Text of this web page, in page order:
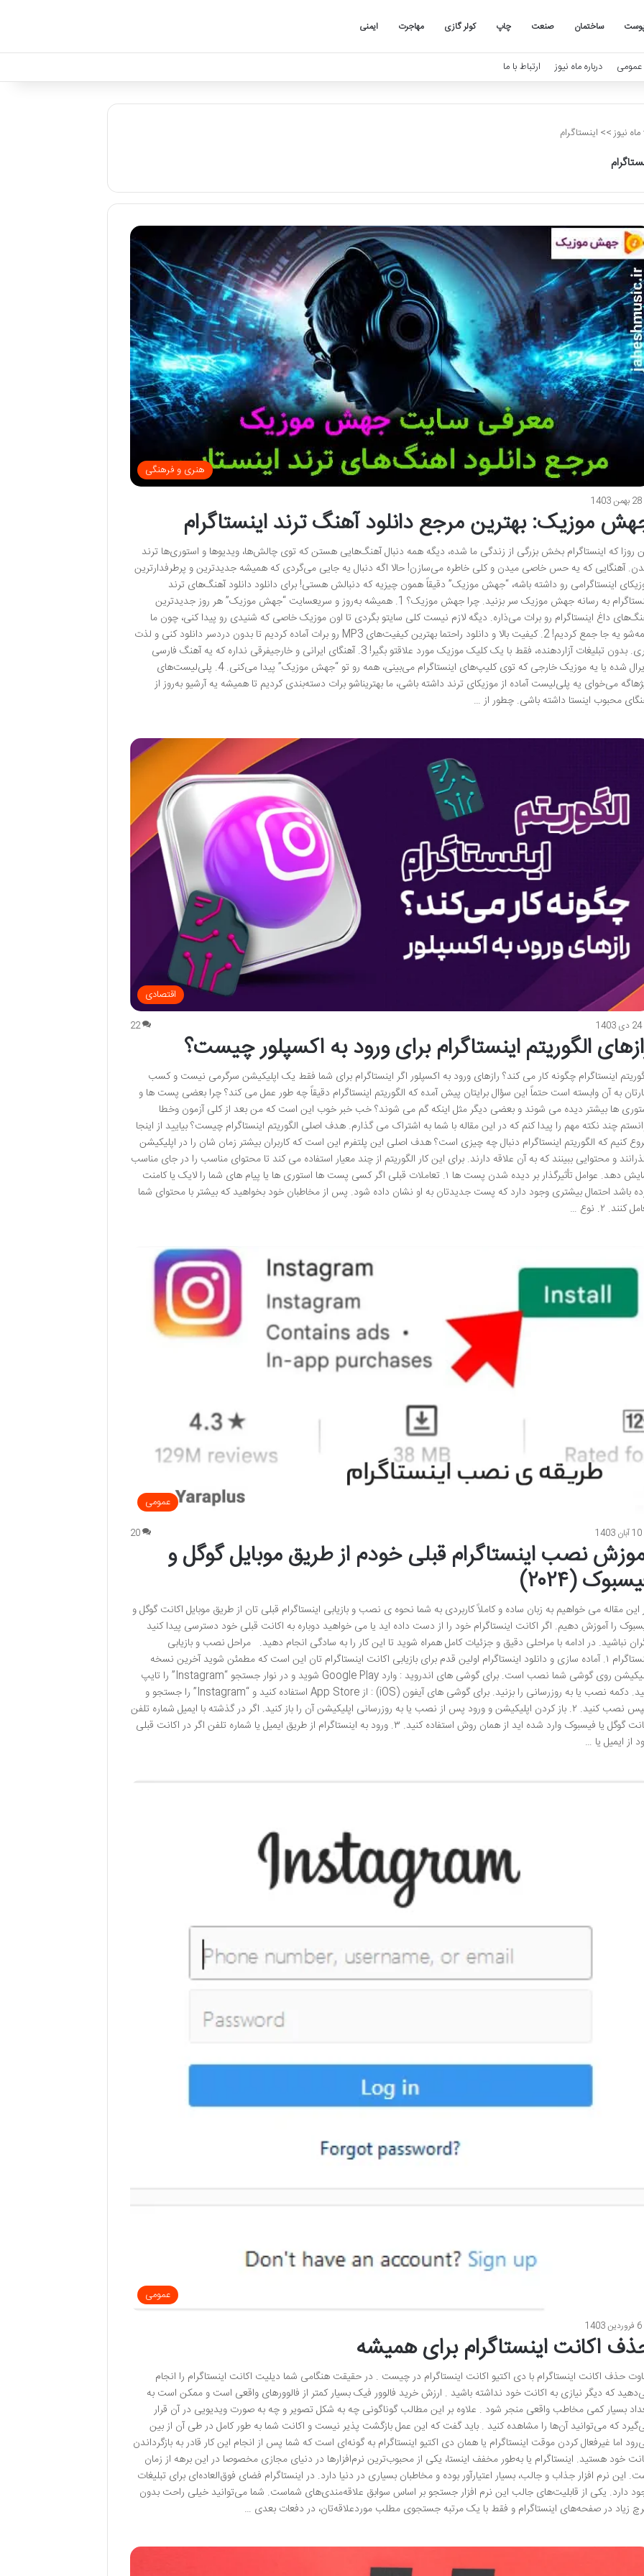
پوست ساختمان صنعت چاپ کولر گازی مهاجرت ایمنی
عمومی درباره ماه نیوز ارتباط با ما
ماه نیوز>> اینستاگرام
هنری و فرهنگی
28 بهمن 1403
موزیک: بهترین مرجع دانلود آهنگ ترند اینستاگرام
روزا که اینستاگرام بخش بزرگی از زندگی ما شده، دیگه همه دنبال آهنگ‌هایی هستن که توی چالش‌ها، ویدیوها و استوری‌ها ترند
آهنگایی که یه حس خاصی میدن و کلی خاطره می‌سازن! حالا اگه دنبال یه جایی می‌گردی که همیشه جدیدترین و پرطرفدارترین
اینستاگرامی رو داشته باشه، “جهش موزیک” دقیقاً همون چیزیه که دنبالش هستی! برای دانلود دانلود آهنگ‌های ترند
اینستاگرام به رسانه جهش موزیک سر بزنید. چرا جهش موزیک؟ 1. همیشه به‌روز و سریعسایت “جهش موزیک” هر روز جدیدترین
داغ اینستاگرام رو برات می‌ذاره. دیگه لازم نیست کلی سایتو بگردی تا اون موزیک خاصی که شنیدی رو پیدا کنی، چون ما
همه‌شو یه جا جمع کردیم! 2. کیفیت بالا و دانلود راحتما بهترین کیفیت‌های MP3 رو برات آماده کردیم تا بدون دردسر دانلود کنی و لذت
ببری. بدون تبلیغات آزاردهنده، فقط با یک کلیک موزیک مورد علاقتو بگیر! 3. آهنگای ایرانی و خارجیفرقی نداره که یه آهنگ فارسی
وایرال شده یا یه موزیک خارجی که توی کلیپ‌های اینستاگرام می‌بینی، همه رو تو “جهش موزیک” پیدا می‌کنی. 4. پلی‌لیست‌های
می‌خوای یه پلی‌لیست آماده از موزیکای ترند داشته باشی، ما بهتریناشو برات دسته‌بندی کردیم تا همیشه یه آرشیو به‌روز از
محبوب اینستا داشته باشی. چطور از …
اقتصادی
24 دی 1403 22
الگوریتم اینستاگرام برای ورود به اکسپلور چیست؟
اینستاگرام چگونه کار می کند؟ رازهای ورود به اکسپلور اگر اینستاگرام برای شما فقط یک اپلیکیشن سرگرمی نیست و کسب
به آن وابسته است حتماً این سؤال برایتان پیش آمده که الگوریتم اینستاگرام دقیقاً چه طور عمل می کند؟ چرا بعضی پست ها و
ها بیشتر دیده می شوند و بعضی دیگر مثل اینکه گم می شوند؟ خب خبر خوب این است که من بعد از کلی آزمون وخطا
چند نکته مهم را پیدا کنم که در این مقاله با شما به اشتراک می گذارم. هدف اصلی الگوریتم اینستاگرام چیست؟ بیایید از اینجا
کنیم که الگوریتم اینستاگرام دنبال چه چیزی است؟ هدف اصلی این پلتفرم این است که کاربران بیشتر زمان شان را در اپلیکیشن
و محتوایی ببینند که به آن علاقه دارند. برای این کار الگوریتم از چند معیار استفاده می کند تا محتوای مناسب را در جای مناسب
نمایش دهد. عوامل تأثیرگذار بر دیده شدن پست ها ۱. تعاملات قبلی اگر کسی پست ها استوری ها یا پیام های شما را لایک یا کامنت
باشد احتمال بیشتری وجود دارد که پست جدیدتان به او نشان داده شود. پس از مخاطبان خود بخواهید که بیشتر با محتوای شما
کنند. ۲. نوع …
عمومی
10 آبان 1403 20
نصب اینستاگرام قبلی خودم از طریق موبایل گوگل و
(۲۰۲۴)
این مقاله می خواهیم به زبان ساده و کاملاً کاربردی به شما نحوه ی نصب و بازیابی اینستاگرام قبلی تان از طریق موبایل اکانت گوگل و
را آموزش دهیم. اگر اکانت اینستاگرام خود را از دست داده اید یا می خواهید دوباره به اکانت قبلی خود دسترسی پیدا کنید
نباشید. در ادامه با مراحلی دقیق و جزئیات کامل همراه شوید تا این کار را به سادگی انجام دهید. مراحل نصب و بازیابی
اینستاگرام ۱. آماده سازی و دانلود اینستاگرام اولین قدم برای بازیابی اکانت اینستاگرام تان این است که مطمئن شوید آخرین نسخه
اپلیکیشن روی گوشی شما نصب است. برای گوشی های اندروید : وارد Google Play شوید و در نوار جستجو “Instagram” را تایپ
کنید. دکمه نصب یا به روزرسانی را بزنید. برای گوشی های آیفون (iOS) : از App Store استفاده کنید و “Instagram” را جستجو و
سپس نصب کنید. ۲. باز کردن اپلیکیشن و ورود پس از نصب یا به روزرسانی اپلیکیشن آن را باز کنید. اگر در گذشته با ایمیل شماره تلفن
اکانت گوگل یا فیسبوک وارد شده اید از همان روش استفاده کنید. ۳. ورود به اینستاگرام از طریق ایمیل یا شماره تلفن اگر در اکانت قبلی
از ایمیل یا …
عمومی
6 فروردین 1403
اکانت اینستاگرام برای همیشه
حذف اکانت اینستاگرام با دی اکتیو اکانت اینستاگرام در چیست . در حقیقت هنگامی شما دیلیت اکانت اینستاگرام را انجام
که دیگر نیازی به اکانت خود نداشته باشید . ارزش خرید فالوور فیک بسیار کمتر از فالوور‌های واقعی است و ممکن است به
بسیار کمی مخاطب واقعی منجر شود . علاوه بر این مطالب گوناگونی چه به شکل تصویر و چه به صورت ویدیویی در آن قرار
که می‌توانید آن‌ها را مشاهده کنید . باید گفت که این عمل بازگشت پذیر نیست و اکانت شما به طور کامل در طی آن از بین
اما غیرفعال کردن موقت اینستاگرام یا همان دی اکتیو اینستاگرام به گونه‌ای است که شما پس از انجام این کار قادر به بازگرداندن
خود هستید. اینستاگرام یا به‌طور مخفف اینستا، یکی از محبوب‌ترین نرم‌افزارها در دنیای مجازی مخصوصا در این برهه از زمان
این نرم افزار جذاب و جالب، بسیار اعتیارآور بوده و مخاطبان بسیاری در دنیا دارد. در اینستاگرام فضای فوق‌العاده‌ای برای تبلیغات
دارد. یکی از قابلیت‌های جالب این نرم افزار جستجو بر اساس سوابق علاقه‌مندی‌های شماست. شما می‌توانید خیلی راحت بدون
زیاد در صفحه‌های اینستاگرام و فقط با یک مرتبه جستجوی مطلب موردعلاقه‌تان، در دفعات بعدی …